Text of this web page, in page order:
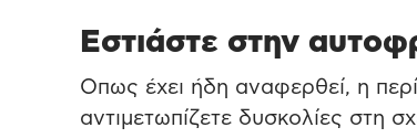
Εστιάστε στην
Οπως έχει ήδη αναφερθεί, η
αντιμετωπίζετε δυσκολίες στη